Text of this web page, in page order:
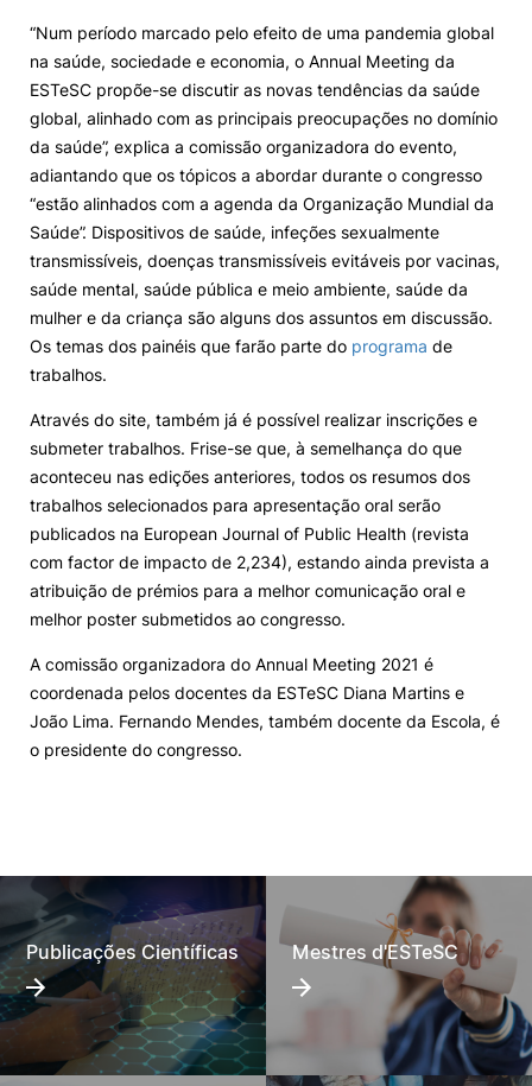
Sugestões, Elogios, Reclamações Política de Privacidade e Cookies
©2026 Instituto Politécnico de Coimbra. Todos os direitos reservados.
“Num período marcado pelo efeito de uma pandemia global
na saúde, sociedade e economia, o Annual Meeting da
ESTeSC propõe-se discutir as novas tendências da saúde
global, alinhado com as principais preocupações no domínio
da saúde”, explica a comissão organizadora do evento,
adiantando que os tópicos a abordar durante o congresso
“estão alinhados com a agenda da Organização Mundial da
Saúde”. Dispositivos de saúde, infeções sexualmente
transmissíveis, doenças transmissíveis evitáveis ​​por vacinas,
saúde mental, saúde pública e meio ambiente, saúde da
mulher e da criança são alguns dos assuntos em discussão.
Os temas dos painéis que farão parte do programa de
trabalhos.
Através do site, também já é possível realizar inscrições e
submeter trabalhos. Frise-se que, à semelhança do que
aconteceu nas edições anteriores, todos os resumos dos
trabalhos selecionados para apresentação oral serão
publicados na European Journal of Public Health (revista
com factor de impacto de 2,234), estando ainda prevista a
atribuição de prémios para a melhor comunicação oral e
melhor poster submetidos ao congresso.
A comissão organizadora do Annual Meeting 2021 é
coordenada pelos docentes da ESTeSC Diana Martins e
João Lima. Fernando Mendes, também docente da Escola, é
o presidente do congresso.
Publicações Científicas Mestres d'ESTeSC